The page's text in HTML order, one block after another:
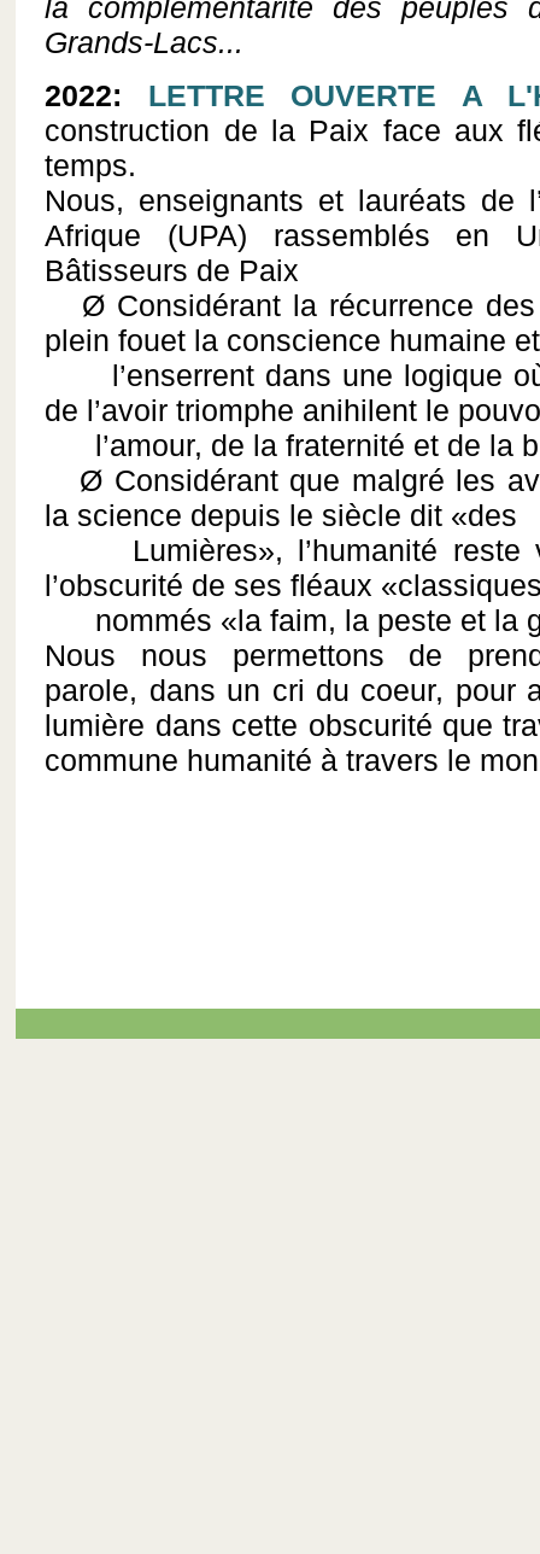
la complémentarité des peuples
Grands-Lacs...
2022: LETTRE OUVERTE A
construction de la Paix face aux
temps.
Nous, enseignants et lauréats de
Afrique (UPA) rassemblés en
Bâtisseurs de Paix
Ø Considérant la récurrence
plein fouet la conscience humaine et
l’enserrent dans une logique
de l’avoir triomphe anihilent le
l’amour, de la fraternité et de la
Ø Considérant que malgré les
la science depuis le siècle dit «des
Lumières», l’humanité reste
l’obscurité de ses fléaux
nommés «la faim, la peste et la
Nous nous permettons de
parole, dans un cri du coeur, pour
lumière dans cette obscurité que
commune humanité à travers le